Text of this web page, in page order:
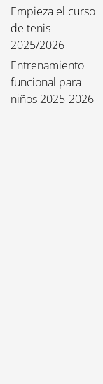
Empieza el curso
de tenis
2025/2026
Entrenamiento
funcional para
niños 2025-2026